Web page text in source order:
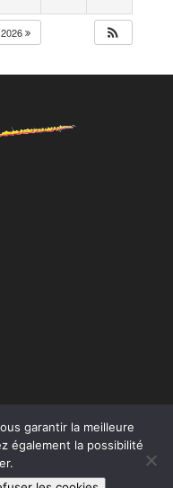
2026
Romantique
garantir la meilleure
également la possibilité